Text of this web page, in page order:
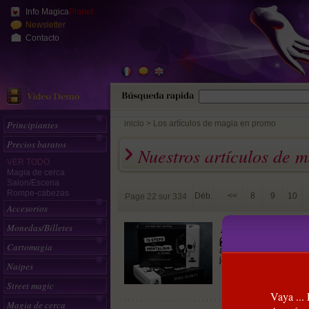
Info MagicaPlanet
Newsletter
Contacto
Principiantes
Precios baratos
VER TODO
Magia de cerca
Salon/Escena
Rompe-cabezas
Accesorios
Monedas/Billetes
Cartomagia
Naipes
Street magic
Magia de cerca
inicio > Los artículos de magia en promo
Nuestros artículos de
Page 22 sur 334 Déb. << 8 9 10
13 Steps To
Corinda)
Cette édition spéciale
apprendre et à
jamais existé et un
Vaya ...